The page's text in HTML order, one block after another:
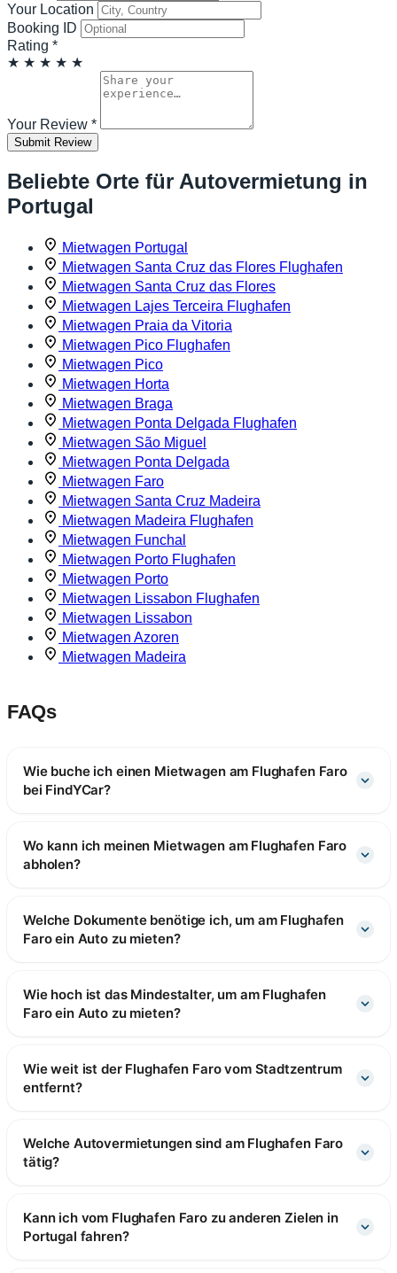
Your Location
Booking ID
Rating *
★ ★ ★ ★ ★
Your Review *
Submit Review
Beliebte Orte für Autovermietung in
Portugal
Mietwagen Portugal
Mietwagen Santa Cruz das Flores Flughafen
Mietwagen Santa Cruz das Flores
Mietwagen Lajes Terceira Flughafen
Mietwagen Praia da Vitoria
Mietwagen Pico Flughafen
Mietwagen Pico
Mietwagen Horta
Mietwagen Braga
Mietwagen Ponta Delgada Flughafen
Mietwagen São Miguel
Mietwagen Ponta Delgada
Mietwagen Faro
Mietwagen Santa Cruz Madeira
Mietwagen Madeira Flughafen
Mietwagen Funchal
Mietwagen Porto Flughafen
Mietwagen Porto
Mietwagen Lissabon Flughafen
Mietwagen Lissabon
Mietwagen Azoren
Mietwagen Madeira
FAQs
Wie buche ich einen Mietwagen am Flughafen Faro
bei FindYCar?
Wo kann ich meinen Mietwagen am Flughafen Faro
abholen?
Welche Dokumente benötige ich, um am Flughafen
Faro ein Auto zu mieten?
Wie hoch ist das Mindestalter, um am Flughafen
Faro ein Auto zu mieten?
Wie weit ist der Flughafen Faro vom Stadtzentrum
entfernt?
Welche Autovermietungen sind am Flughafen Faro
tätig?
Kann ich vom Flughafen Faro zu anderen Zielen in
Portugal fahren?